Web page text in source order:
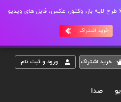
با خرید اشتراک ماهیانه تا 600 طرح لایه باز، وکتور، عکس، فایل های ویدیو
خرید اشتراک
خريد اشتراک ورود و ثبت نام
صدا